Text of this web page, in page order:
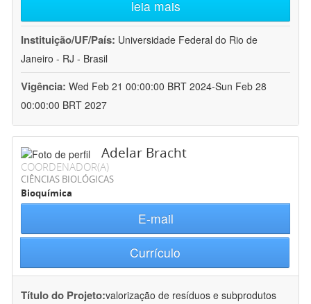
leia mais
Instituição/UF/País: Universidade Federal do Rio de
Janeiro - RJ - Brasil
Vigência: Wed Feb 21 00:00:00 BRT 2024-Sun Feb 28
00:00:00 BRT 2027
Adelar Bracht
COORDENADOR(A)
CIÊNCIAS BIOLÓGICAS
Bioquímica
E-mail
Currículo
Título do Projeto:valorização de resíduos e subprodutos